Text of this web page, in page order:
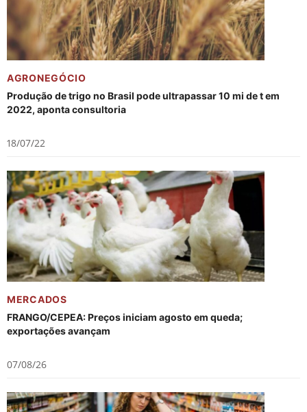
AGRONEGÓCIO
Produção de trigo no Brasil pode ultrapassar 10 mi de t em
2022, aponta consultoria
18/07/22
MERCADOS
FRANGO/CEPEA: Preços iniciam agosto em queda;
exportações avançam
07/08/26